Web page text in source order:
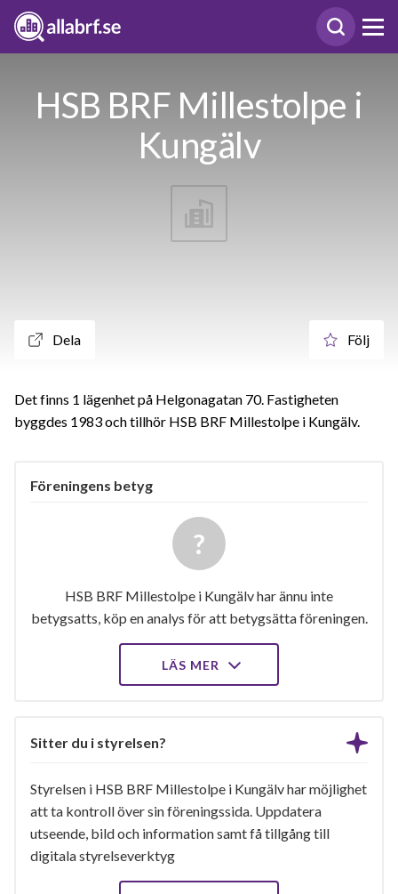
HSB BRF Millestolpe i
Kungälv
Dela Följ
Det finns 1 lägenhet på Helgonagatan 70. Fastigheten
byggdes 1983 och tillhör HSB BRF Millestolpe i Kungälv.
Föreningens betyg
HSB BRF Millestolpe i Kungälv har ännu inte
betygsatts, köp en analys för att betygsätta föreningen.
LÄS MER
Sitter du i styrelsen?
Styrelsen i HSB BRF Millestolpe i Kungälv har möjlighet
att ta kontroll över sin föreningssida. Uppdatera
utseende, bild och information samt få tillgång till
digitala styrelseverktyg